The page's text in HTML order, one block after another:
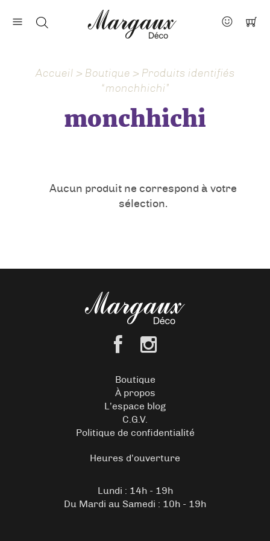
Nos marques
À propos
Actus
Accueil > Boutique > Produits identifiés
“monchhichi”
monchhichi
Aucun produit ne correspond à votre
sélection.
Boutique
À propos
L’espace blog
C.G.V.
Politique de confidentialité
Heures d’ouverture
Lundi : 14h - 19h
Du Mardi au Samedi : 10h - 19h